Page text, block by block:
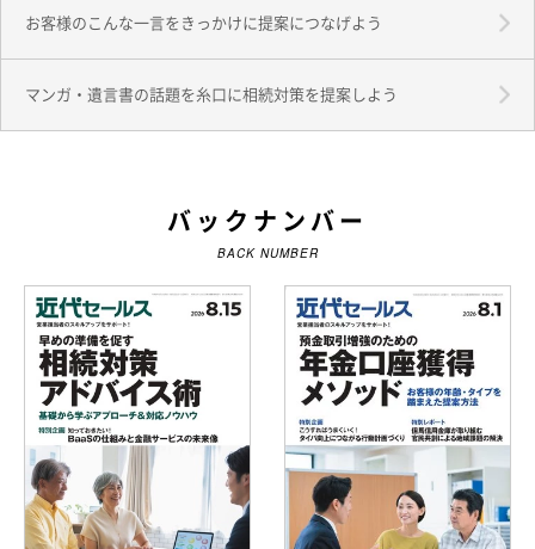
お客様のこんな一言をきっかけに提案につなげよう
マンガ・遺言書の話題を糸口に相続対策を提案しよう
バックナンバー
BACK NUMBER